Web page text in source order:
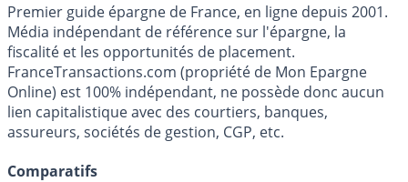
Premier guide épargne de France, en ligne depuis 2001.
Média indépendant de référence sur l'épargne, la
fiscalité et les opportunités de placement.
FranceTransactions.com (propriété de Mon Epargne
Online) est 100% indépendant, ne possède donc aucun
lien capitalistique avec des courtiers, banques,
assureurs, sociétés de gestion, CGP, etc.
Comparatifs